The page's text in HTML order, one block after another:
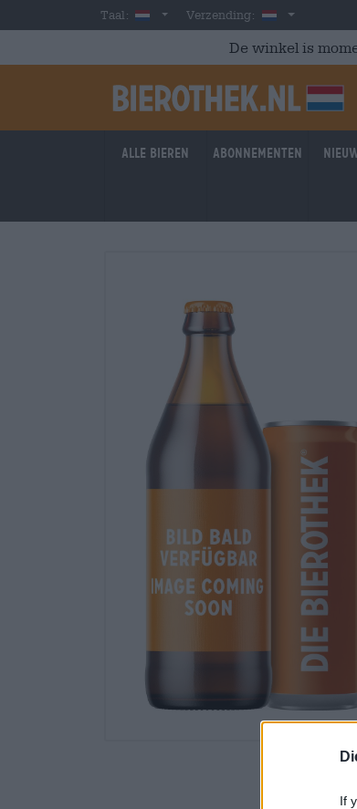
If
Skip to main content
Taal: DutchVerzending: Nederland
De winkel is
Alle bieren Abonnementen